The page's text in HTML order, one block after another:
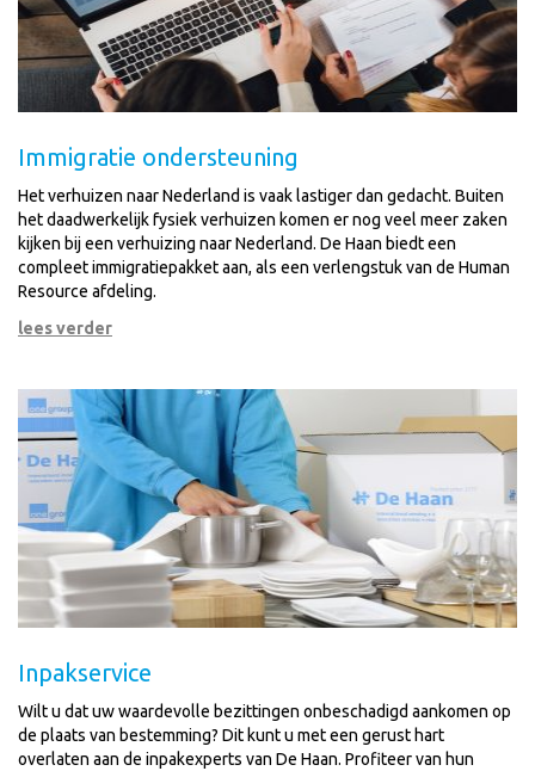
Immigratie ondersteuning
Het verhuizen naar Nederland is vaak lastiger dan gedacht. Buiten
het daadwerkelijk fysiek verhuizen komen er nog veel meer zaken
kijken bij een verhuizing naar Nederland. De Haan biedt een
compleet immigratiepakket aan, als een verlengstuk van de Human
Resource afdeling.
lees verder
Inpakservice
Wilt u dat uw waardevolle bezittingen onbeschadigd aankomen op
de plaats van bestemming? Dit kunt u met een gerust hart
overlaten aan de inpakexperts van De Haan. Profiteer van hun